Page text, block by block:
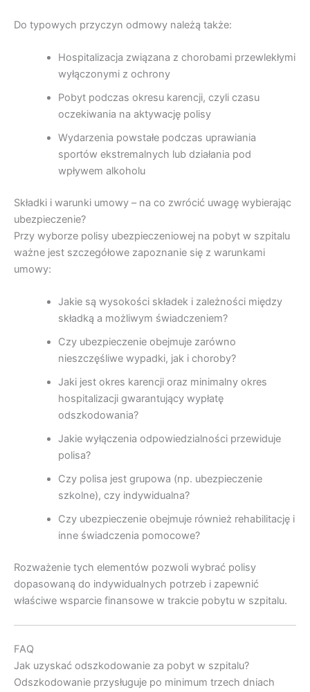
Do typowych przyczyn odmowy należą także:
Hospitalizacja związana z chorobami przewlekłymi
wyłączonymi z ochrony
Pobyt podczas okresu karencji, czyli czasu
oczekiwania na aktywację polisy
Wydarzenia powstałe podczas uprawiania
sportów ekstremalnych lub działania pod
wpływem alkoholu
Składki i warunki umowy – na co zwrócić uwagę wybierając
ubezpieczenie?
Przy wyborze polisy ubezpieczeniowej na pobyt w szpitalu
ważne jest szczegółowe zapoznanie się z warunkami
umowy:
Jakie są wysokości składek i zależności między
składką a możliwym świadczeniem?
Czy ubezpieczenie obejmuje zarówno
nieszczęśliwe wypadki, jak i choroby?
Jaki jest okres karencji oraz minimalny okres
hospitalizacji gwarantujący wypłatę
odszkodowania?
Jakie wyłączenia odpowiedzialności przewiduje
polisa?
Czy polisa jest grupowa (np. ubezpieczenie
szkolne), czy indywidualna?
Czy ubezpieczenie obejmuje również rehabilitację i
inne świadczenia pomocowe?
Rozważenie tych elementów pozwoli wybrać polisy
dopasowaną do indywidualnych potrzeb i zapewnić
właściwe wsparcie finansowe w trakcie pobytu w szpitalu.
FAQ
Jak uzyskać odszkodowanie za pobyt w szpitalu?
Odszkodowanie przysługuje po minimum trzech dniach